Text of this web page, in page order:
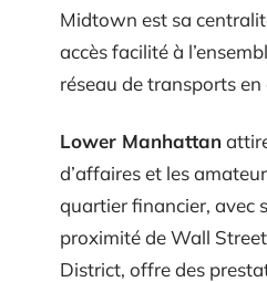
Midtown est sa
accès facilité à
réseau de transports
Lower Manhattan
d’affaires et les
quartier financier, avec
proximité de Wall
District, offre des